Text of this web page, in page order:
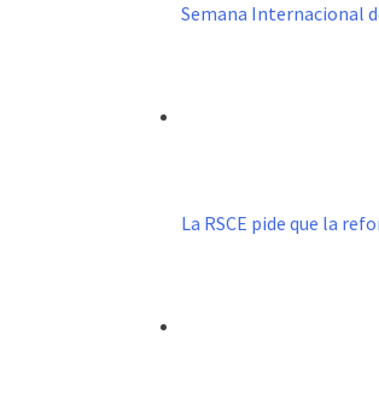
Semana Internacional
La RSCE pide que la